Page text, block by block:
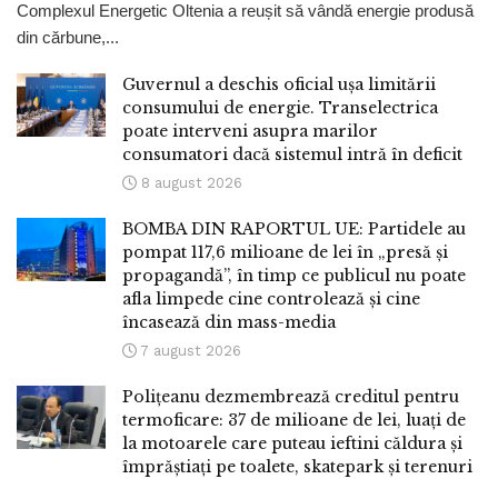
Complexul Energetic Oltenia a reușit să vândă energie produsă
din cărbune,...
Guvernul a deschis oficial ușa limitării
consumului de energie. Transelectrica
poate interveni asupra marilor
consumatori dacă sistemul intră în deficit
8 august 2026
BOMBA DIN RAPORTUL UE: Partidele au
pompat 117,6 milioane de lei în „presă și
propagandă”, în timp ce publicul nu poate
afla limpede cine controlează și cine
încasează din mass-media
7 august 2026
Polițeanu dezmembrează creditul pentru
termoficare: 37 de milioane de lei, luați de
la motoarele care puteau ieftini căldura și
împrăștiați pe toalete, skatepark și terenuri